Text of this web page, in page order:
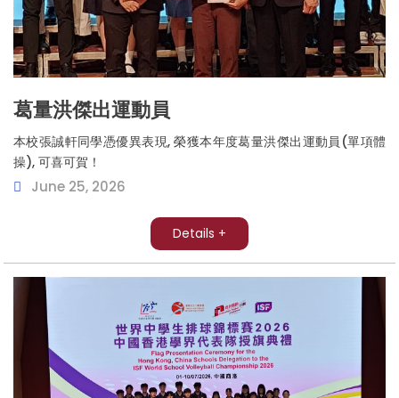
葛量洪傑出運動員
本校張誠軒同學憑優異表現, 榮獲本年度葛量洪傑出運動員(單項體
操), 可喜可賀！
June 25, 2026
Details +